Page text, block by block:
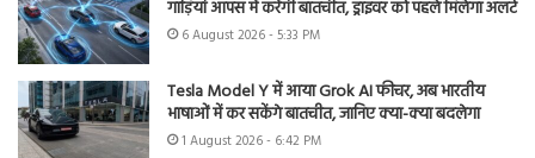
गाड़ियां आपस में करेंगी बातचीत, ड्राइवर को पहले मिलेगा अलर्ट
6 August 2026 - 5:33 PM
Tesla Model Y में आया Grok AI फीचर, अब भारतीय
भाषाओं में कर सकेंगे बातचीत, जानिए क्या-क्या बदलेगा
1 August 2026 - 6:42 PM